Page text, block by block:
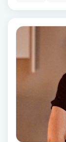
Fransrengöring
Frekvensterapi